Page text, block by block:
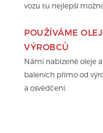
vozu tu nejlepší
POUŽÍVÁME
VÝROBCŮ
Námi nabízené oleje
baleních přímo od
a osvědčení.